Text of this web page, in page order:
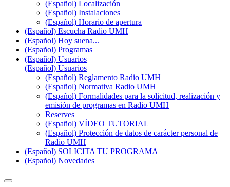
(Español) Localización
(Español) Instalaciones
(Español) Horario de apertura
(Español) Escucha Radio UMH
(Español) Hoy suena...
(Español) Programas
(Español) Usuarios
(Español) Usuarios
(Español) Reglamento Radio UMH
(Español) Normativa Radio UMH
(Español) Formalidades para la solicitud, realización y
emisión de programas en Radio UMH
Reserves
(Español) VÍDEO TUTORIAL
(Español) Protección de datos de carácter personal de
Radio UMH
(Español) SOLICITA TU PROGRAMA
(Español) Novedades